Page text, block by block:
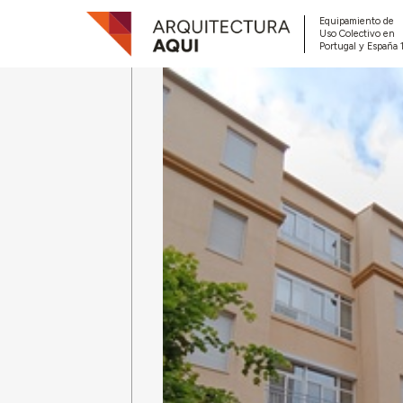
Equipamiento de
Uso Colectivo en
Portugal y España